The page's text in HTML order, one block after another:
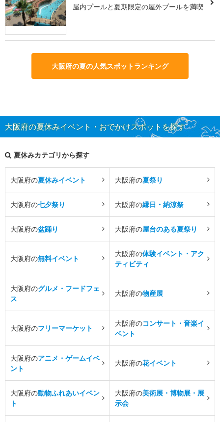
屋内プールと夏期限定の屋外プールを満喫
大阪府の夏の人気スポットランキング
大阪府の夏休みイベント・おでかけスポットを探す
夏休みカテゴリから探す
大阪府の夏休みイベント 大阪府の夏祭り
大阪府の七夕祭り 大阪府の縁日・納涼祭
大阪府の盆踊り 大阪府の屋台のある夏祭り
大阪府の無料イベント
大阪府の体験イベント・アク
ティビティ
大阪府のグルメ・フードフェ
ス
大阪府の物産展
大阪府のフリーマーケット
大阪府のコンサート・音楽イ
ベント
大阪府のアニメ・ゲームイベ
ント
大阪府の花イベント
大阪府の動物ふれあいイベン
ト
大阪府の美術展・博物展・展
示会